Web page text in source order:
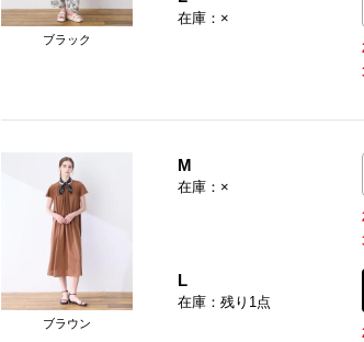
ブラック
在庫：×
ブラウン
M
在庫：×
L
在庫：残り1点